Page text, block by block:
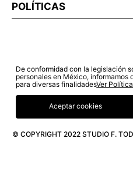
POLÍTICAS
© COPYRIGHT 2022 STUDIO F.
De conformidad con la legislación
personales en México,
para diversas finalidadesVer
Aceptar cookies